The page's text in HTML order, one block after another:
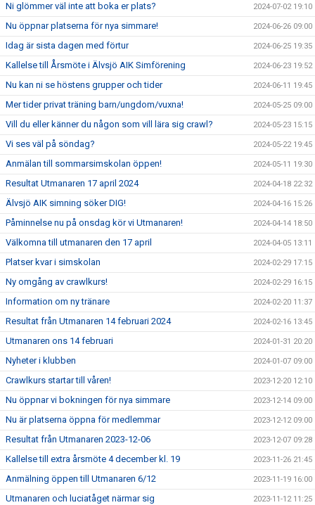
Ni glömmer väl inte att boka er plats? 2024-07-02 19:10
Nu öppnar platserna för nya simmare! 2024-06-26 09:00
Idag är sista dagen med förtur 2024-06-25 19:35
Kallelse till Årsmöte i Älvsjö AIK Simförening 2024-06-23 19:52
Nu kan ni se höstens grupper och tider 2024-06-11 19:45
Mer tider privat träning barn/ungdom/vuxna! 2024-05-25 09:00
Vill du eller känner du någon som vill lära sig crawl? 2024-05-23 15:15
Vi ses väl på söndag? 2024-05-22 19:45
Anmälan till sommarsimskolan öppen! 2024-05-11 19:30
Resultat Utmanaren 17 april 2024 2024-04-18 22:32
Älvsjö AIK simning söker DIG! 2024-04-16 15:26
Påminnelse nu på onsdag kör vi Utmanaren! 2024-04-14 18:50
Välkomna till utmanaren den 17 april 2024-04-05 13:11
Platser kvar i simskolan 2024-02-29 17:15
Ny omgång av crawlkurs! 2024-02-29 16:15
Information om ny tränare 2024-02-20 11:37
Resultat från Utmanaren 14 februari 2024 2024-02-16 13:45
Utmanaren ons 14 februari 2024-01-31 20:20
Nyheter i klubben 2024-01-07 09:00
Crawlkurs startar till våren! 2023-12-20 12:10
Nu öppnar vi bokningen för nya simmare 2023-12-14 09:00
Nu är platserna öppna för medlemmar 2023-12-12 09:00
Resultat från Utmanaren 2023-12-06 2023-12-07 09:28
Kallelse till extra årsmöte 4 december kl. 19 2023-11-26 21:45
Anmälning öppen till Utmanaren 6/12 2023-11-19 16:00
Utmanaren och luciatåget närmar sig 2023-11-12 11:25